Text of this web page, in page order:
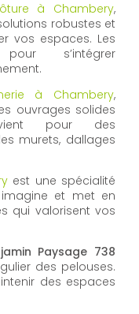
à Chambery,
robustes et
vos espaces. Les
s’intégrer
à Chambery,
ouvrages solides
pour des
murets, dallages
est une spécialité
imagine et met en
qui valorisent vos
Paysage 738
des pelouses.
des espaces